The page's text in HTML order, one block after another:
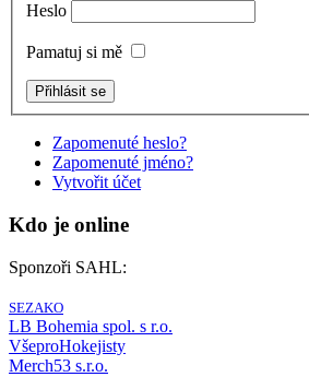
Heslo
Pamatuj si mě
Zapomenuté heslo?
Zapomenuté jméno?
Vytvořit účet
Kdo je online
Sponzoři SAHL:
SEZAKO
LB Bohemia spol. s r.o.
VšeproHokejisty
Merch53 s.r.o.